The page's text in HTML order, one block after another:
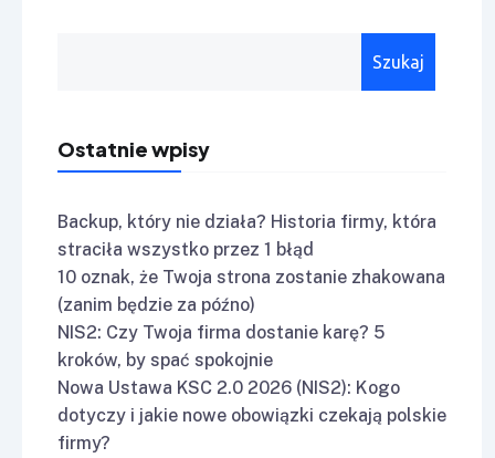
Szukaj
Ostatnie wpisy
Backup, który nie działa? Historia firmy, która
straciła wszystko przez 1 błąd
10 oznak, że Twoja strona zostanie zhakowana
(zanim będzie za późno)
NIS2: Czy Twoja firma dostanie karę? 5
kroków, by spać spokojnie
Nowa Ustawa KSC 2.0 2026 (NIS2): Kogo
dotyczy i jakie nowe obowiązki czekają polskie
firmy?